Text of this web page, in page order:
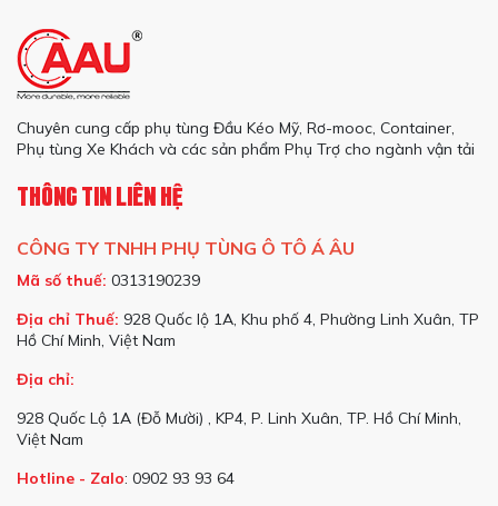
Chuyên cung cấp phụ tùng Đầu Kéo Mỹ, Rơ-mooc, Container,
Phụ tùng Xe Khách và các sản phẩm Phụ Trợ cho ngành vận tải
THÔNG TIN LIÊN HỆ
CÔNG TY TNHH PHỤ TÙNG Ô TÔ Á ÂU
Mã số thuế: 0313190239
Địa chỉ Thuế: 928 Quốc lộ 1A, Khu phố 4, Phường Linh Xuân, TP
Hồ Chí Minh, Việt Nam
Địa chỉ:
928 Quốc Lộ 1A (Đỗ Mười) , KP4, P. Linh Xuân, TP. Hồ Chí Minh,
Việt Nam
Hotline - Zalo: 0902 93 93 64